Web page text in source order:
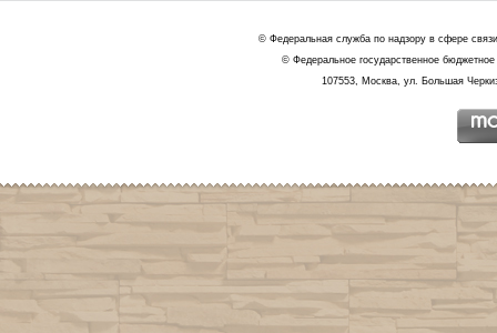
© Федеральная служба по надзору в сфере
© Федеральное государственное
107553, Москва, ул. Большая